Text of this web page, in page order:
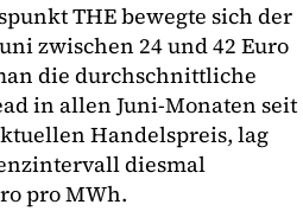
THE bewegte sich der
zwischen 24 und 42 Euro
die durchschnittliche
in allen Juni-Monaten seit
Handelspreis, lag
diesmal
pro MWh.